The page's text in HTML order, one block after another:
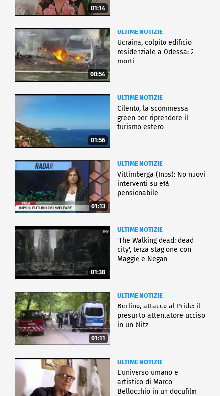
01:14
00:54
ULTIME NOTIZIE
Ucraina, colpito edificio
residenziale a Odessa: 2
morti
01:56
ULTIME NOTIZIE
Cilento, la scommessa
green per riprendere il
turismo estero
01:13
ULTIME NOTIZIE
Vittimberga (Inps): No nuovi
interventi su età
pensionabile
01:38
ULTIME NOTIZIE
'The Walking dead: dead
city', terza stagione con
Maggie e Negan
01:11
ULTIME NOTIZIE
Berlino, attacco al Pride: il
presunto attentatore ucciso
in un blitz
ULTIME NOTIZIE
L'universo umano e
artistico di Marco
Bellocchio in un docufilm